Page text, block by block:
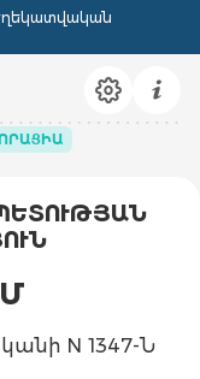
N 1347-Ն